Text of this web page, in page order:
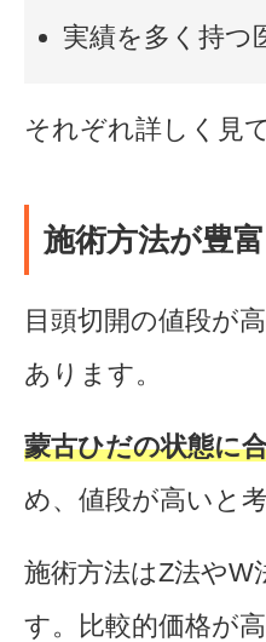
実績を多く持つ
それぞれ詳しく見
施術方法が豊
目頭切開の値段が
あります。
蒙古ひだの状態に
め、値段が高いと
施術方法はZ法やW
す。比較的価格が